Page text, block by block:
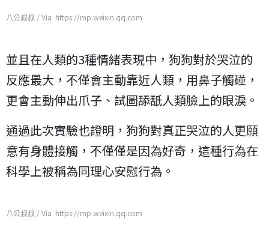
八公叔叔 / Via https://mp.weixin.qq.com
並且在人類的3種情緒表現中，狗狗對於哭泣的
反應最大，不僅會主動靠近人類，用鼻子觸碰，
更會主動伸出爪子、試圖舔舐人類臉上的眼淚。
通過此次實驗也證明，狗狗對真正哭泣的人更願
意有身體接觸，不僅僅是因為好奇，這種行為在
科學上被稱為同理心安慰行為。
八公叔叔 / Via https://mp.weixin.qq.com